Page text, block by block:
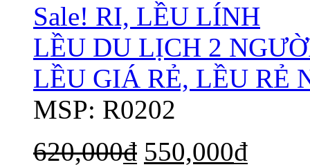
Sale!
LỀU DU LỊCH 2
LỀU GIÁ RẺ, LỀU RẺ
MSP: R0202
620,000₫ 550,000₫